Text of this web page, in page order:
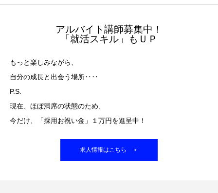
アルバイト講師募集中！
「就活スキル」もＵＰ
もっと楽しみながら、
自分の成長と出会う場所‥‥
P.S.
現在、ほぼ満席の状態のため、
今だけ、「採用お祝い金」１万円を進呈中！
求人情報はこちら ＞